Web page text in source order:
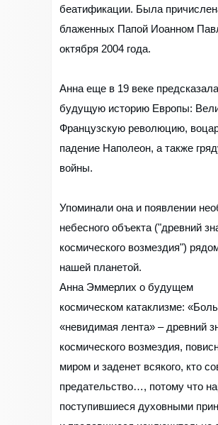
беатификации. Была
блаженных Папой Иоанном
октября 2004 года.
Анна еще в 19 веке предсказала
будущую историю Европы:
Французскую революцию,
падение Наполеон, а также
войны.
Упоминали она и появлении
небесного объекта ("древний
космического возмездия")
нашей планетой.
Анна Эммерлих о будущем
космическом катаклизме:
«невидимая лента» – древний
космического возмездия,
миром и заденет всякого, кто
предательство…, потому что
поступившиеся духовными